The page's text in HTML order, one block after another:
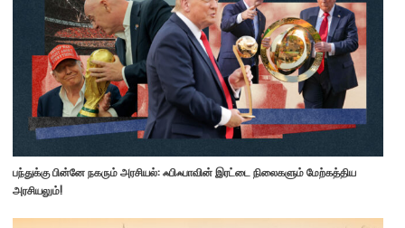
பந்துக்கு பின்னே நகரும் அரசியல்: ஃபிஃபாவின் இரட்டை நிலைகளும் மேற்கத்திய
அரசியலும்!